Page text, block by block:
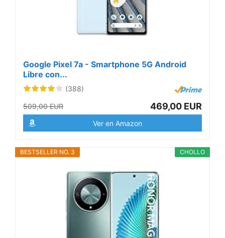
Google Pixel 7a - Smartphone 5G Android
Libre con...
(388)
509,00 EUR 469,00 EUR
Ver en Amazon
CHOLLO
BESTSELLER NO. 3